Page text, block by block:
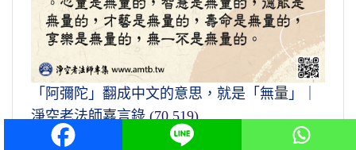
「阿彌陀」翻成中文的意思，就是「無量」｜
淨空老法師嘉言錄 (70,519)